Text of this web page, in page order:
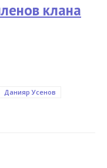
клана
Данияр Усенов